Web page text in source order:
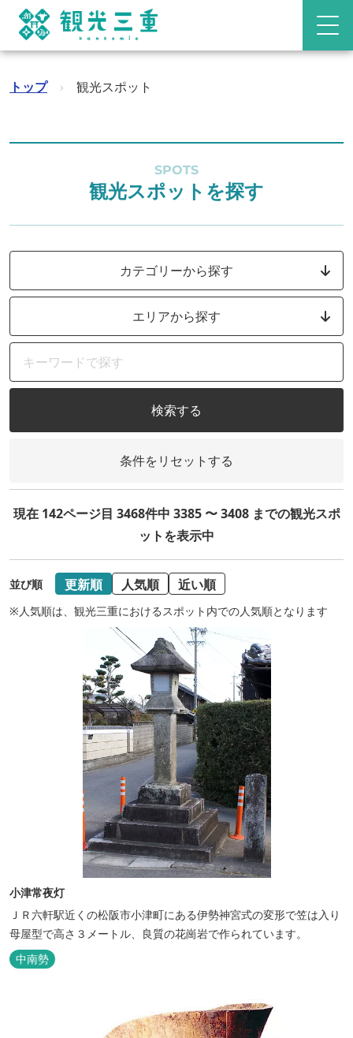
トップ › 観光スポット
SPOTS
観光スポットを探す
カテゴリーから探す
エリアから探す
検索する
条件をリセットする
現在 142ページ目 3468件中 3385 〜 3408 までの観光スポ
ットを表示中
並び順 更新順 人気順 近い順
※人気順は、観光三重におけるスポット内での人気順となります
小津常夜灯
ＪＲ六軒駅近くの松阪市小津町にある伊勢神宮式の変形で笠は入り
母屋型で高さ３メートル、良質の花崗岩で作られています。
中南勢